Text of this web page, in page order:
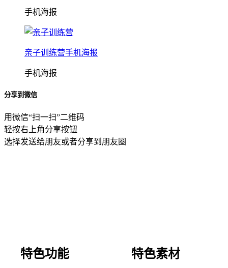
手机海报
亲子训练营手机海报
手机海报
分享到微信
用微信“扫一扫”二维码
轻按右上角分享按钮
选择发送给朋友或者分享到朋友圈
特色功能 特色素材